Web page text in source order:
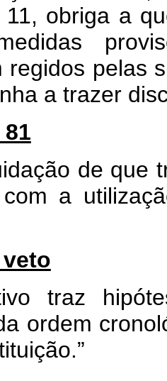
obriga a
regidos pelas
a trazer
81
de que
a
traz
ordem